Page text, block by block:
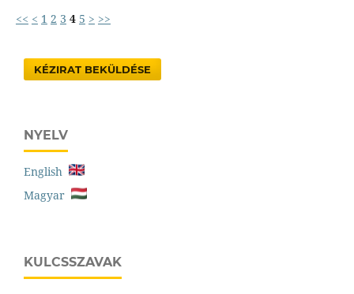
<< < 1 2 3 4 5 > >>
KÉZIRAT BEKÜLDÉSE
NYELV
English
Magyar
KULCSSZAVAK